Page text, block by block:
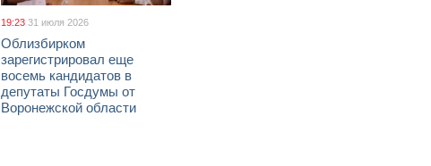
19:23 31 июля 2026
Облизбирком
зарегистрировал еще
восемь кандидатов в
депутаты Госдумы от
Воронежской области